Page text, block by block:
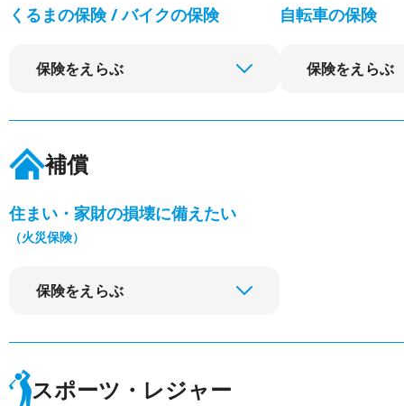
くるまの保険 / バイクの保険
保険をえらぶ
自転車の保険
保険をえらぶ
補償
住まい・家財の損壊に備えたい
（火災保険）
保険をえらぶ
スポーツ・レジャー